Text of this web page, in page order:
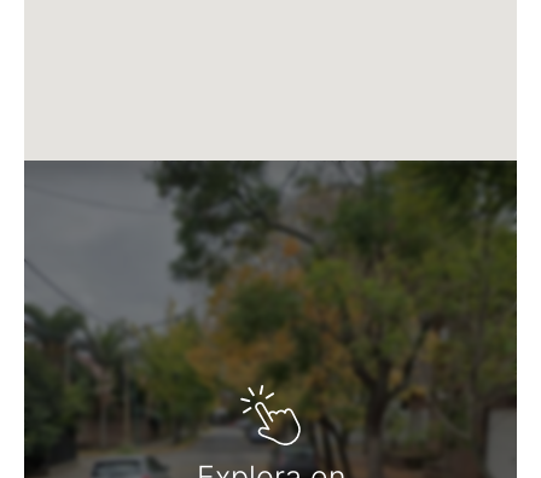
Martillero Maximiliano Miguel D'Aria
Matrícula CMCPSI N° 6886
Av. Libertador 4189 - La Lucila - Prov. de Bs. As.